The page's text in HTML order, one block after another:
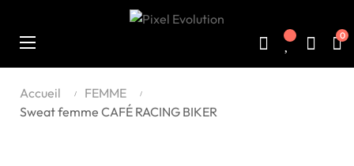
Basculer
☰ 0
Accueil
FEMME
Sweat femme CAFÉ RACING BIKER